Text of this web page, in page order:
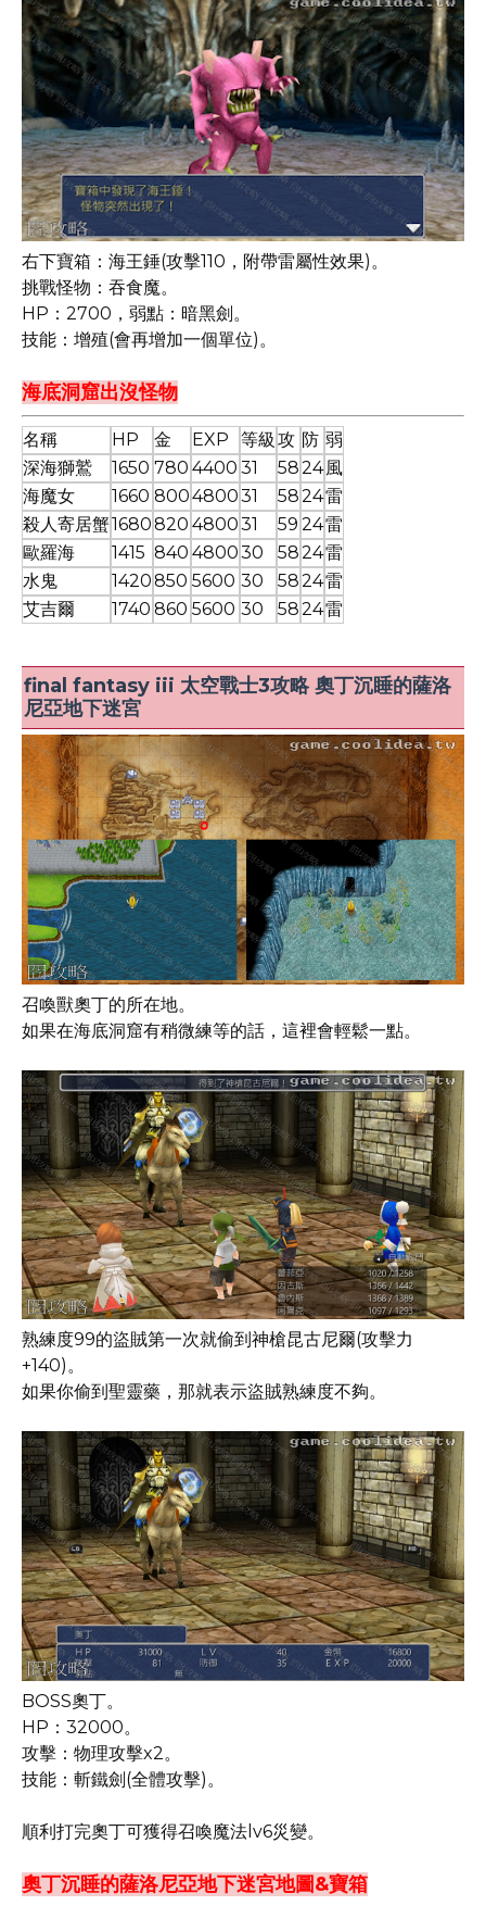
右下寶箱：海王錘(攻擊110，附帶雷屬性效果)。
挑戰怪物：吞食魔。
HP：2700，弱點：暗黑劍。
技能：增殖(會再增加一個單位)。
海底洞窟出沒怪物
名稱 HP 金 EXP 等級 攻 防 弱
深海獅鷲
1650 780 4400 31 5824風
海魔女
1660 800480031 5824雷
殺人寄居蟹1680820 480031 59 24雷
歐羅海
1415 840 480030 5824雷
水鬼
1420850 5600 30 5824雷
艾吉爾
1740 860 5600 30 5824雷
final fantasy iii 太空戰士3攻略 奧丁沉睡的薩洛
尼亞地下迷宮
召喚獸奧丁的所在地。
如果在海底洞窟有稍微練等的話，這裡會輕鬆一點。
熟練度99的盜賊第一次就偷到神槍昆古尼爾(攻擊力
+140)。
如果你偷到聖靈藥，那就表示盜賊熟練度不夠。
BOSS奧丁。
HP：32000。
攻擊：物理攻擊x2。
技能：斬鐵劍(全體攻擊)。
順利打完奧丁可獲得召喚魔法lv6災變。
奧丁沉睡的薩洛尼亞地下迷宮地圖&寶箱